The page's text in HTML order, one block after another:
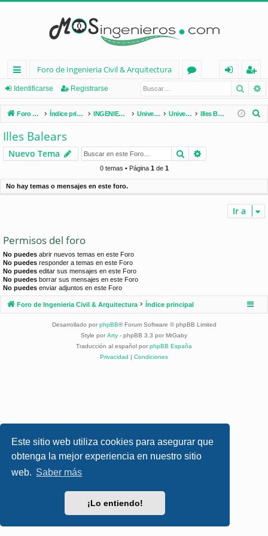
Este sitio web utiliza cookies para asegurar que
obtenga la mejor experiencia en nuestro sitio
web. Saber más
¡Lo entiendo!
nl
ac
es
rá
pi
d
Foro de Ingenieria Civil & Arquitectura
os
nt
ifi
e
eg
ist
ra
Identificarse Registrarse
Foro de Ingenieria Civil & Arquitectura Índice principal INGENIERÍA CIVIL (España) Universidades de España Universidades por Comunidades Illes Balears
r
Illes Balears
Nuevo Tema Buscar
0 temas • Página 1de 1
No hay temas o mensajes en este foro.
Ir a
Permisos del foro
No puedes abrir nuevos temas en este Foro
No puedes responder a temas en este Foro
No puedes editar sus mensajes en este Foro
No puedes borrar sus mensajes en este Foro
No puedes enviar adjuntos en este Foro
Foro de Ingenieria Civil & Arquitectura Índice principal
Desarrollado por phpBB® Forum Software © phpBB Limited
Style por Arty - phpBB 3.3 por MrGaby
Traducción al español por phpBB España
Privacidad | Condiciones